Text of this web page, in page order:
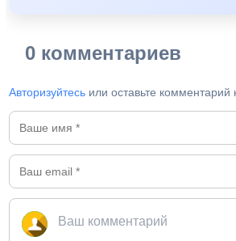
0 комментариев
Авторизуйтесь или оставьте комментарий